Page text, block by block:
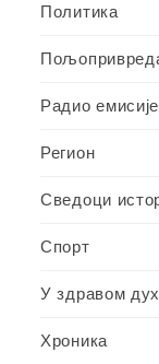
Политика
Радио емисије
Регион
Сведоци
Спорт
У здравом
Хроника